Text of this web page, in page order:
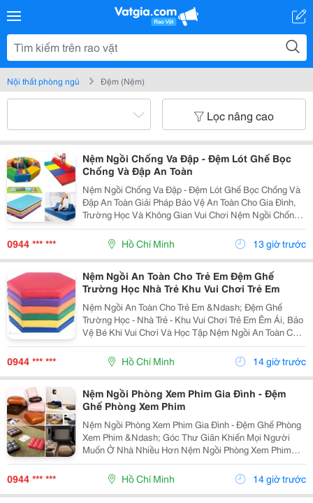
Nội thất phòng ngủ Đệm (Nệm)
Lọc nâng cao
Nệm Ngồi Chống Va Đập - Đệm Lót Ghế Bọc
Chống Và Đập An Toàn
Nệm Ngồi Chống Va Đập - Đệm Lót Ghế Bọc Chống Và
Đập An Toàn Giải Pháp Bảo Vệ An Toàn Cho Gia Đình,
Trường Học Và Không Gian Vui Chơi Nệm Ngồi Chống
Va Đập &Ndash; Đệm Lót Ghế Bọc Chống Va Đập An
Toàn Có Khả Năng Giảm Chấn, Đàn Hồi Tốt, Nhiều Độ...
0944 *** *** Hồ Chí Minh 13 giờ trước
Nệm Ngồi An Toàn Cho Trẻ Em Đệm Ghế
Trường Học Nhà Trẻ Khu Vui Chơi Trẻ Em
Nệm Ngồi An Toàn Cho Trẻ Em &Ndash; Đệm Ghế
Trường Học - Nhà Trẻ - Khu Vui Chơi Trẻ Em Êm Ái, Bảo
Vệ Bé Khi Vui Chơi Và Học Tập Nệm Ngồi An Toàn Cho
Trẻ Em Có Lớp Đệm Đàn Hồi, Bề Mặt Mềm, Nhiều Chất
Liệu, Độ Dày Và Kích Thước Để Khách Hàng Dễ Chọn...
0944 *** *** Hồ Chí Minh 14 giờ trước
Nệm Ngồi Phòng Xem Phim Gia Đình - Đệm
Ghế Phòng Xem Phim
Nệm Ngồi Phòng Xem Phim Gia Đình - Đệm Ghế Phòng
Xem Phim &Ndash; Góc Thư Giãn Khiến Mọi Người
Muốn Ở Nhà Nhiều Hơn Nệm Ngồi Phòng Xem Phim
Gia Đình Đệm Ghế Phòng Xem Phim Được Thiết Kế Với
Nhiều Kiểu Dáng, Kích Thước, Độ Dày Và Chất Liệu,
0944 *** *** Hồ Chí Minh 14 giờ trước